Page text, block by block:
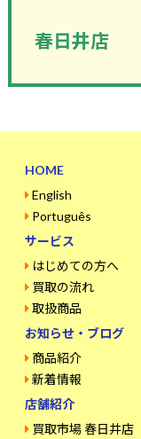
春日井店
HOME
English
Português
サービス
はじめての方へ
買取の流れ
取扱商品
お知らせ・ブログ
商品紹介
新着情報
店舗紹介
買取市場 春日井店